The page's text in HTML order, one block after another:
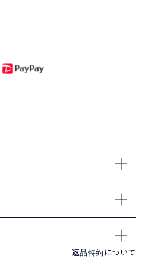
返品特約について